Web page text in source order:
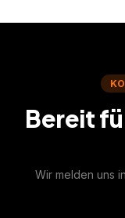
Bereit
Wir melden uns